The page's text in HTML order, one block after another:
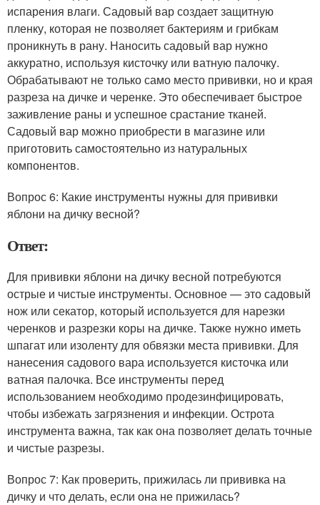
испарения влаги. Садовый вар создает защитную
пленку, которая не позволяет бактериям и грибкам
проникнуть в рану. Наносить садовый вар нужно
аккуратно, используя кисточку или ватную палочку.
Обрабатывают не только само место прививки, но и края
разреза на дичке и черенке. Это обеспечивает быстрое
заживление раны и успешное срастание тканей.
Садовый вар можно приобрести в магазине или
приготовить самостоятельно из натуральных
компонентов.
Вопрос 6: Какие инструменты нужны для прививки
яблони на дичку весной?
Ответ:
Для прививки яблони на дичку весной потребуются
острые и чистые инструменты. Основное — это садовый
нож или секатор, который используется для нарезки
черенков и разрезки коры на дичке. Также нужно иметь
шпагат или изоленту для обвязки места прививки. Для
нанесения садового вара используется кисточка или
ватная палочка. Все инструменты перед
использованием необходимо продезинфицировать,
чтобы избежать загрязнения и инфекции. Острота
инструмента важна, так как она позволяет делать точные
и чистые разрезы.
Вопрос 7: Как проверить, прижилась ли прививка на
дичку и что делать, если она не прижилась?